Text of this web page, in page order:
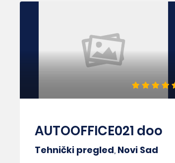
AUTOOFFICE021 doo
Tehnički pregled, Novi Sad